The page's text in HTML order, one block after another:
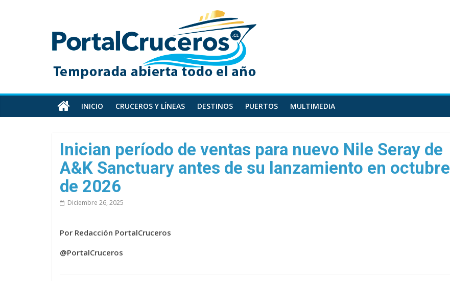
PortalCruceros
Toda
información
cruceros
en
un
sitio
INICIO CRUCEROS Y LÍNEAS DESTINOS PUERTOS MULTIMEDIA
Inician período de ventas para nuevo Nile Seray de
A&K Sanctuary antes de su lanzamiento en octubre
de 2026
Diciembre 26, 2025
Por Redacción PortalCruceros
@PortalCruceros